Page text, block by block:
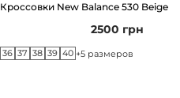
Кроссовки New Balance 530 Beige
2500 грн
36 37 38 39 40 +5 размеров